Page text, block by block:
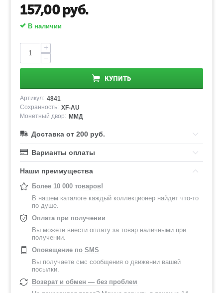
157,00руб.
В наличии
+
−
КУПИТЬ
Артикул: 4841
Сохранность: XF-AU
Монетный двор: ММД
Доставка от 200 руб.
Варианты оплаты
Наши преимущества
Более 10 000 товаров!
В нашем каталоге каждый коллекционер найдет что-то
по душе.
Оплата при получении
Вы можете внести оплату за товар наличными при
получении.
Оповещение по SMS
Вы получаете смс сообщения о движении вашей
посылки.
Возврат и обмен — без проблем